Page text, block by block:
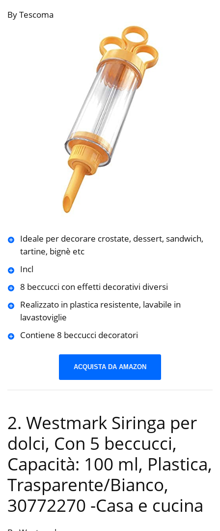
By Tescoma
Ideale per decorare crostate, dessert, sandwich,
tartine, bignè etc
Incl
8 beccucci con effetti decorativi diversi
Realizzato in plastica resistente, lavabile in
lavastoviglie
Contiene 8 beccucci decoratori
ACQUISTA DA AMAZON
2. Westmark Siringa per
dolci, Con 5 beccucci,
Capacità: 100 ml, Plastica,
Trasparente/Bianco,
30772270 -Casa e cucina